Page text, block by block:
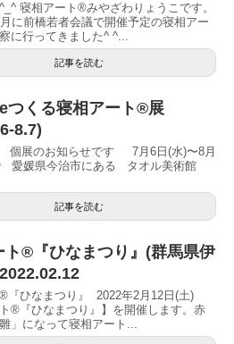
寝相アート®︎みやざわりょうこです。
に前橋若者会議で開催予定の寝相アー
に行ってきました^ ^...
記事を読む
つくる寝相アート®展
8.7)
個展のお知らせです 7月6日(水)〜8月
愛媛県今治市にある タオル美術館
記事を読む
ト®︎『ひなまつり』(群馬県伊
『ひなまつり』 2022年2月12日(土)
ト®︎『ひなまつり』】を開催します。赤
」になって寝相アート...